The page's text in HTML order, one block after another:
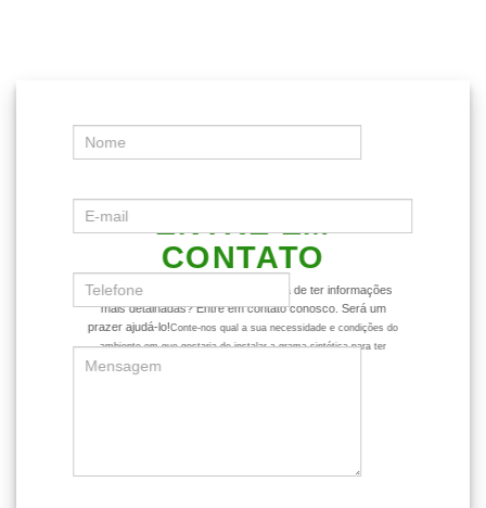
ENTRE EM
CONTATO
Ficou com alguma dúvida ou gostaria de ter informações
mais detalhadas? Entre em contato conosco. Será um
prazer ajudá-lo!Conte-nos qual a sua necessidade e condições do
ambiente em que gostaria de instalar a grama sintética para ter
dicas mais assertivas sobre o produto.